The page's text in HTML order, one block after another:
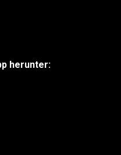
herunter: